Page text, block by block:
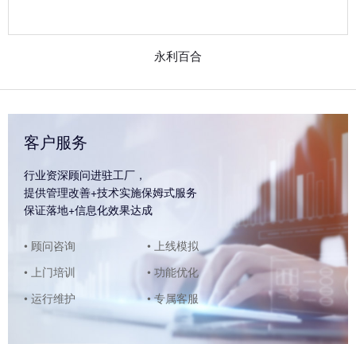
永利百合
客户服务
行业资深顾问进驻工厂，
提供管理改善+技术实施保姆式服务
保证落地+信息化效果达成
• 顾问咨询
• 上线模拟
• 上门培训
• 功能优化
• 运行维护
• 专属客服